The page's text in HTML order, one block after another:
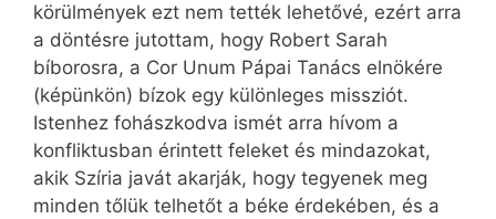
körülmények ezt nem tették lehetővé, ezért arra
a döntésre jutottam, hogy Robert Sarah
bíborosra, a Cor Unum Pápai Tanács elnökére
(képünkön) bízok egy különleges missziót.
Istenhez fohászkodva ismét arra hívom a
konfliktusban érintett feleket és mindazokat,
akik Szíria javát akarják, hogy tegyenek meg
minden tőlük telhetőt a béke érdekében, és a